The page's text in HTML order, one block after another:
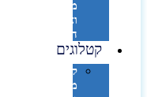
מחשב
וציוד
היקפי
קטלוגים
קטלוג
מוצרי